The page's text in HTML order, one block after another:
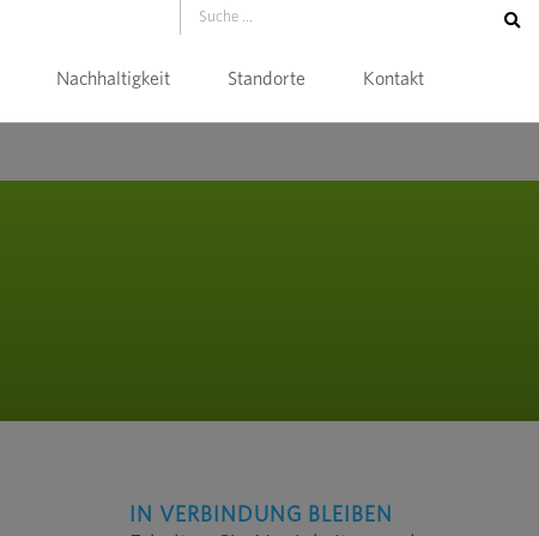
Nachhaltigkeit Standorte Kontakt
IN VERBINDUNG BLEIBEN